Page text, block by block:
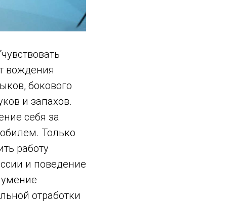
вождения
бокового
и запахов.
себя за
Только
работу
и поведение
отработки